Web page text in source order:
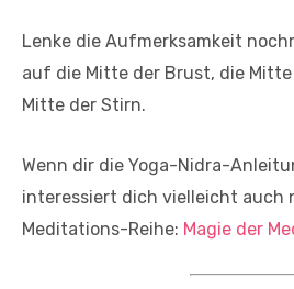
Lenke die Aufmerksamkeit
auf die Mitte der Brust, die
Mitte der Stirn.
Wenn dir die Yoga-Nidra-
interessiert dich vielleicht auch
Meditations-Reihe: Magie der